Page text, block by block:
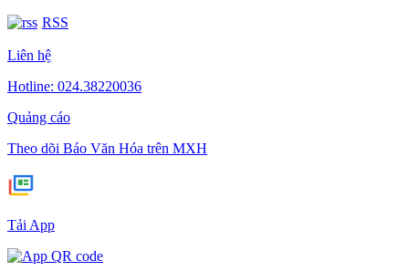
RSS
Liên hệ
Hotline: 024.38220036
Quảng cáo
Theo dõi Báo Văn Hóa trên MXH
Tải App